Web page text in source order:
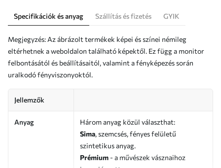
Specifikációk és anyag Szállítás és fizetés GYIK
Megjegyzés: Az ábrázolt termékek képei és színei némileg
eltérhetnek a weboldalon található képektől. Ez függ a monitor
felbontásától és beállításaitól, valamint a fényképezés során
uralkodó fényviszonyoktól.
Jellemzők
Anyag
Három anyag közül választhat:
Sima, szemcsés, fényes felületű
szintetikus anyag.
Prémium - a művészek vásznaihoz